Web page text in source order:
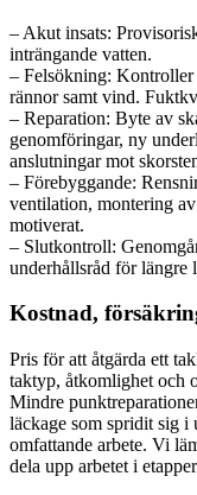
– Akut insats:
inträngande vatten.
– Felsökning: Kontroller
rännor samt vind.
– Reparation: Byte av
genomföringar, ny
anslutningar mot
– Förebyggande:
ventilation, montering
motiverat.
– Slutkontroll:
underhållsråd för längre
Kostnad,
Pris för att åtgärda ett
taktyp, åtkomlighet och
Mindre
läckage som spridit sig i
omfattande arbete. Vi
dela upp arbetet i